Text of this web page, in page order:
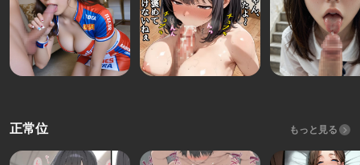
正常位 もっと見る